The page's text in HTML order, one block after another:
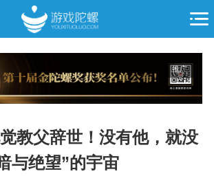
推广
教父辞世！没有他，就没
与绝望”的宇宙